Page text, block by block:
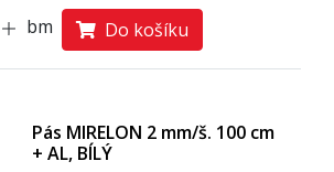
bm
Do košíku
Pás MIRELON 2 mm/š. 100 cm
+ AL, BÍLÝ